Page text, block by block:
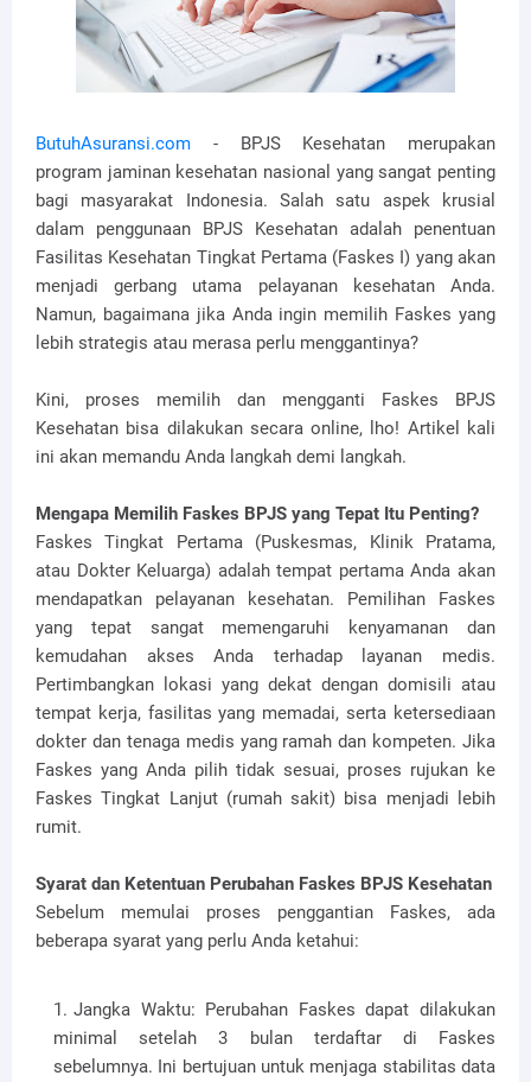
ButuhAsuransi.com - BPJS Kesehatan merupakan
program jaminan kesehatan nasional yang sangat penting
bagi masyarakat Indonesia. Salah satu aspek krusial
dalam penggunaan BPJS Kesehatan adalah penentuan
Fasilitas Kesehatan Tingkat Pertama (Faskes I) yang akan
menjadi gerbang utama pelayanan kesehatan Anda.
Namun, bagaimana jika Anda ingin memilih Faskes yang
lebih strategis atau merasa perlu menggantinya?
Kini, proses memilih dan mengganti Faskes BPJS
Kesehatan bisa dilakukan secara online, lho! Artikel kali
ini akan memandu Anda langkah demi langkah.
Mengapa Memilih Faskes BPJS yang Tepat Itu Penting?
Faskes Tingkat Pertama (Puskesmas, Klinik Pratama,
atau Dokter Keluarga) adalah tempat pertama Anda akan
mendapatkan pelayanan kesehatan. Pemilihan Faskes
yang tepat sangat memengaruhi kenyamanan dan
kemudahan akses Anda terhadap layanan medis.
Pertimbangkan lokasi yang dekat dengan domisili atau
tempat kerja, fasilitas yang memadai, serta ketersediaan
dokter dan tenaga medis yang ramah dan kompeten. Jika
Faskes yang Anda pilih tidak sesuai, proses rujukan ke
Faskes Tingkat Lanjut (rumah sakit) bisa menjadi lebih
rumit.
Syarat dan Ketentuan Perubahan Faskes BPJS Kesehatan
Sebelum memulai proses penggantian Faskes, ada
beberapa syarat yang perlu Anda ketahui:
Jangka Waktu: Perubahan Faskes dapat dilakukan
minimal setelah 3 bulan terdaftar di Faskes
sebelumnya. Ini bertujuan untuk menjaga stabilitas data